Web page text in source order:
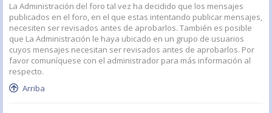
La Administración del foro tal vez ha decidido que los mensajes
publicados en el foro, en el que estas intentando publicar mensajes,
necesiten ser revisados antes de aprobarlos. También es posible
que La Administración le haya ubicado en un grupo de usuarios
cuyos mensajes necesitan ser revisados antes de aprobarlos. Por
favor comuníquese con el administrador para más información al
respecto.
Arriba